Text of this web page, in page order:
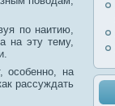
по наитию,
на эту тему,
особенно, на
рассуждать